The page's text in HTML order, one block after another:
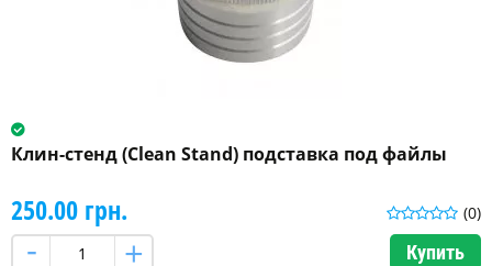
Клин-стенд (Clean Stand) подставка под файлы
(0)
250.00 грн.
Купить